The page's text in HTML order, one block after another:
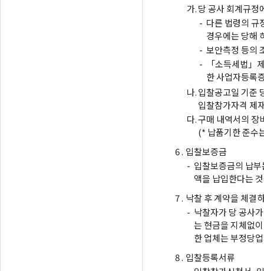
가.당 공사 회계규정
- 다른 법령의 규
경우에는 당해
- 보안측정 등의
-
「소득세법」
한 사업자등록
나.입찰공고일 기준
입찰참가자격 제
다.구매 내역서의 장
(* 납품기한 준수
6 . 입찰보증금
- 입찰보증금의 납
액을 납입한다는
7 . 낙찰 후 계약을 체결
- 낙찰자가 당 공사
는 현금을 지체없
한 업체는 부정당
8 . 입찰등록서류